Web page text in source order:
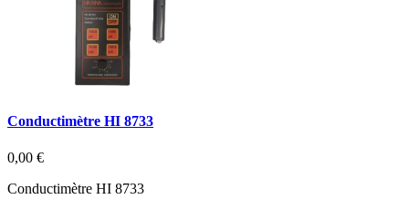
Conductimètre HI 8733
0,00 €
Conductimètre HI 8733